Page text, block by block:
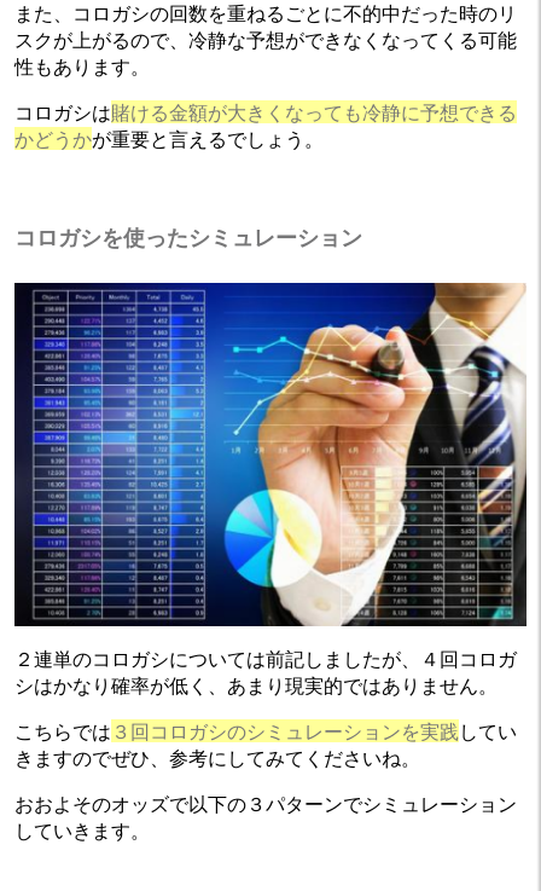
また、コロガシの回数を重ねるごとに不的中だった時のリ
スクが上がるので、冷静な予想ができなくなってくる可能
性もあります。
コロガシは賭ける金額が大きくなっても冷静に予想できる
かどうかが重要と言えるでしょう。
コロガシを使ったシミュレーション
２連単のコロガシについては前記しましたが、４回コロガ
シはかなり確率が低く、あまり現実的ではありません。
こちらでは ３回コロガシのシミュレーションを実践 してい
きますのでぜひ、参考にしてみてくださいね。
おおよそのオッズで以下の３パターンでシミュレーション
していきます。